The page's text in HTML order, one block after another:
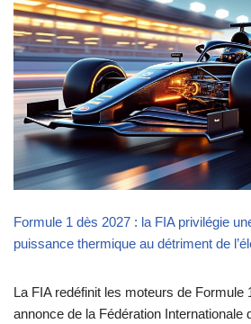
Formule 1 dès 2027 : la FIA privilégie
puissance thermique au détriment de
La FIA redéfinit les moteurs de Formule
annonce de la Fédération Internationale